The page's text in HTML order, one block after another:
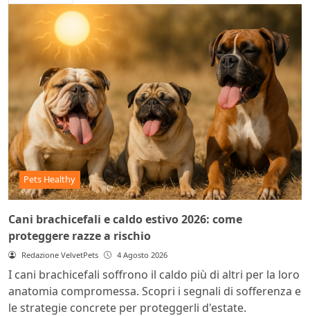
Pets Healthy
Cani brachicefali e caldo estivo 2026: come
proteggere razze a rischio
Redazione VelvetPets 4 Agosto 2026
I cani brachicefali soffrono il caldo più di altri per la loro
anatomia compromessa. Scopri i segnali di sofferenza e
le strategie concrete per proteggerli d'estate.